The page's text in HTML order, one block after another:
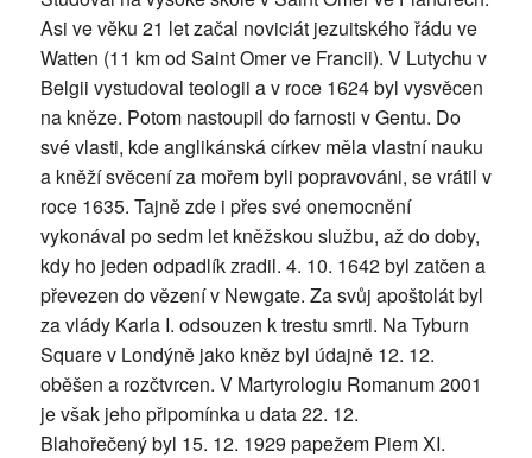
Asi ve věku 21 let začal noviciát jezuitského řádu ve
Watten (11 km od Saint Omer ve Francii). V Lutychu v
Belgii vystudoval teologii a v roce 1624 byl vysvěcen
na kněze. Potom nastoupil do farnosti v Gentu. Do
své vlasti, kde anglikánská církev měla vlastní nauku
a kněží svěcení za mořem byli popravováni, se vrátil v
roce 1635. Tajně zde i přes své onemocnění
vykonával po sedm let kněžskou službu, až do doby,
kdy ho jeden odpadlík zradil. 4. 10. 1642 byl zatčen a
převezen do vězení v Newgate. Za svůj apoštolát byl
za vlády Karla I. odsouzen k trestu smrti. Na Tyburn
Square v Londýně jako kněz byl údajně 12. 12.
oběšen a rozčtvrcen. V Martyrologiu Romanum 2001
je však jeho připomínka u data 22. 12.
Blahořečený byl 15. 12. 1929 papežem Piem XI.